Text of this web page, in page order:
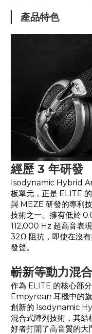
產品特色
經歷 3 年研發
Isodynamic Hybrid
板單元，正是 ELITE
與 MEZE 研發的專利
技術之一。擁有低於
112,000 Hz 超高音表
32Ω 阻抗，即使在沒
發聲。
嶄新等動力混
作為 ELITE 的核心部
Empyrean 耳機中的
創新的 Isodynamic
混合式陣列技術，其結
好者打開了高音質的大